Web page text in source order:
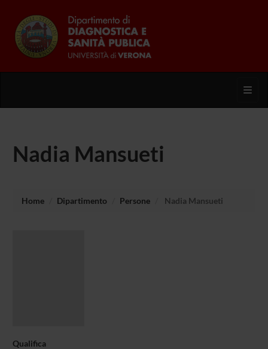
Nadia Mansueti
Home Dipartimento Persone Nadia Mansueti
Qualifica